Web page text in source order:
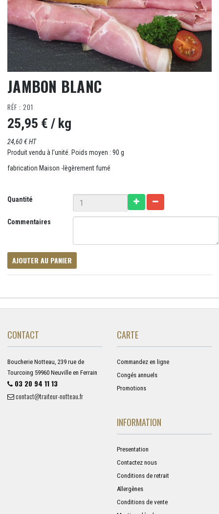
JAMBON BLANC
RÉF : 201
25,95 € / kg
24,60 € HT
Produit vendu à l'unité. Poids moyen : 90 g
fabrication Maison -lègèrement fumé
Quantité
Commentaires
AJOUTER AU PANIER
CONTACT
Boucherie Notteau, 239 rue de
Tourcoing 59960 Neuville en Ferrain
03 20 94 11 13
contact@traiteur-notteau.fr
CARTE
Commandez en ligne
Congés annuels
Promotions
INFORMATION
Presentation
Contactez nous
Conditions de retrait
Allergènes
Conditions de vente